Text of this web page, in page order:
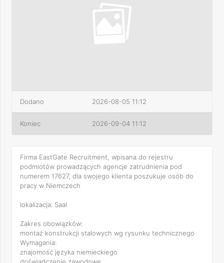
Dodano 2026-08-05 11:12
Koniec 2026-09-04 11:12
Firma EastGate Recruitment, wpisana do rejestru
podmiotów prowadzących agencje zatrudnienia pod
numerem 17627, dla swojego klienta poszukuje osób do
pracy w Niemczech
lokalizacja: Saal
Zakres obowiązków:
montaż konstrukcji stalowych wg rysunku technicznego
Wymagania:
znajomość języka niemieckiego
doświadczenie zawodowe